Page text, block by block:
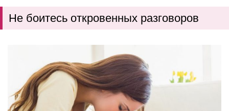
Не боитесь откровенных разговоров